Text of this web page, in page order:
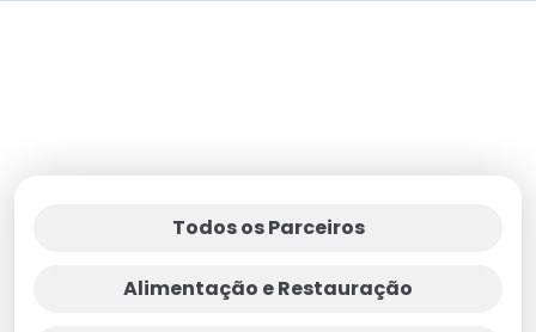
Todos os Parceiros
Alimentação e Restauração